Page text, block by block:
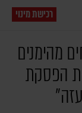
רכישת מינוי
מהימנים
הפסקת